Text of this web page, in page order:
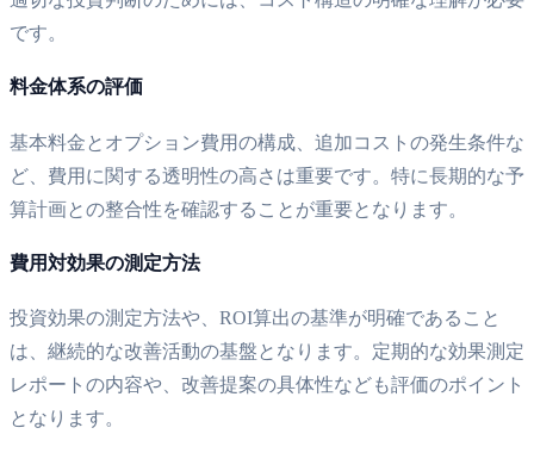
です。
料金体系の評価
基本料金とオプション費用の構成、追加コストの発生条件な
ど、費用に関する透明性の高さは重要です。特に長期的な予
算計画との整合性を確認することが重要となります。
費用対効果の測定方法
投資効果の測定方法や、ROI算出の基準が明確であること
は、継続的な改善活動の基盤となります。定期的な効果測定
レポートの内容や、改善提案の具体性なども評価のポイント
となります。